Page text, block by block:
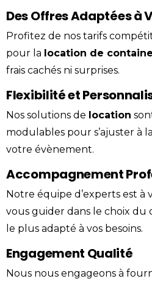
Des Offres Adaptées à
Profitez de nos tarifs
pour la location de
frais cachés ni surprises.
Flexibilité et
Nos solutions de location
modulables pour s’ajuster à
votre évènement.
Accompagnement
Notre équipe d’experts est à
vous guider dans le choix du
le plus adapté à vos besoins.
Engagement Qualité
Nous nous engageons à